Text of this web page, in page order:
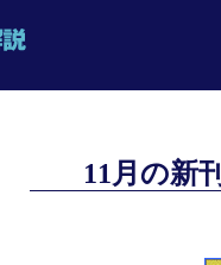
11月の新